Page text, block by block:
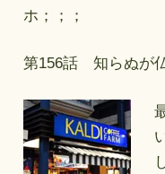
ホ；；；
第156話 知らぬが